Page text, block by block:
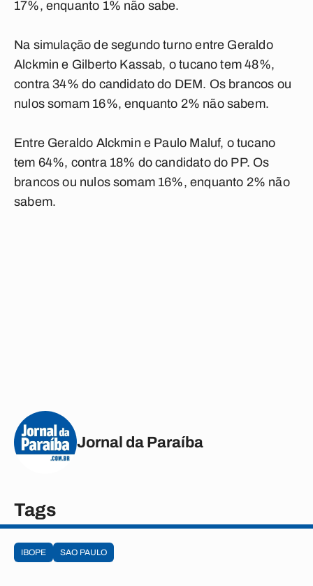
17%, enquanto 1% não sabe.
Na simulação de segundo turno entre Geraldo
Alckmin e Gilberto Kassab, o tucano tem 48%,
contra 34% do candidato do DEM. Os brancos ou
nulos somam 16%, enquanto 2% não sabem.
Entre Geraldo Alckmin e Paulo Maluf, o tucano
tem 64%, contra 18% do candidato do PP. Os
brancos ou nulos somam 16%, enquanto 2% não
sabem.
Jornal da Paraíba
Tags
IBOPE SAO PAULO